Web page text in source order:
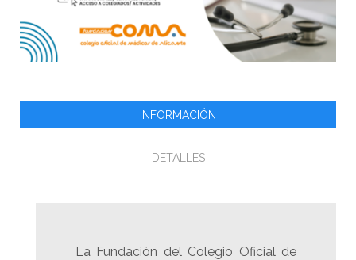
INFORMACIÓN
DETALLES
La Fundación del Colegio Oficial de